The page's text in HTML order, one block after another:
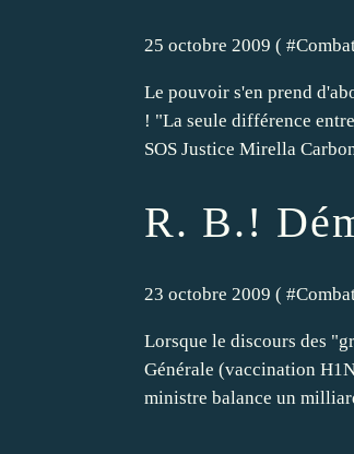
25 octobre 2009 ( #
Le pouvoir s'en prend
! "La seule différence
SOS Justice Mirella
R. B.!
23 octobre 2009 ( #
Lorsque le discours des
Générale (vaccination
ministre balance un